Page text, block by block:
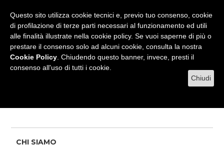
Questo sito utilizza cookie tecnici e, previo tuo consenso, cookie
di profilazione di terze parti necessari al funzionamento ed utili
alle finalità illustrate nella cookie policy. Se vuoi saperne di più o
prestare il consenso solo ad alcuni cookie, consulta la nostra
Cookie Policy . Chiudendo questo banner, invece, presti il
consenso all'uso di tutti i cookie.
Chiudi
RADIO WEB TV L'AGENDA
MENU
CHI SIAMO